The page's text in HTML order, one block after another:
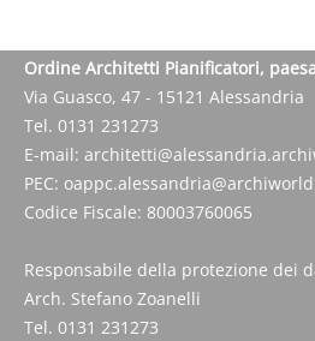
Ordine Architetti Pianificatori,
Via Guasco, 47 - 15121 Alessandria
Tel. 0131 231273
E-mail:
PEC:
Codice Fiscale: 80003760065
Responsabile della protezione dei
Arch. Stefano Zoanelli
Tel. 0131 231273